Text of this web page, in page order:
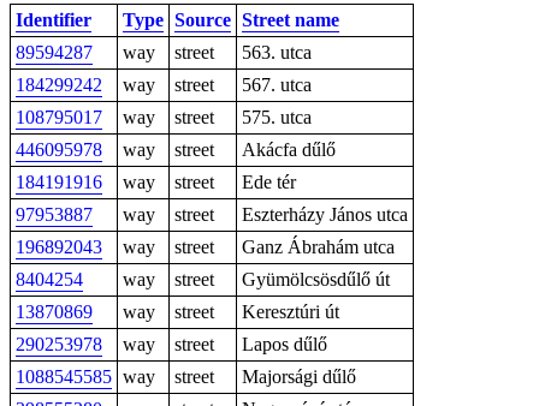
Identifier Type Source Street name
89594287
way street
563. utca
184299242
way street
567. utca
108795017
way street
575. utca
446095978
way street
Akácfa dűlő
184191916
way street
Ede tér
97953887
way street
Eszterházy János utca
196892043
way street
Ganz Ábrahám utca
8404254
way street
Gyümölcsösdűlő út
13870869
way street
Keresztúri út
290253978
way street
Lapos dűlő
1088545585 way street
Majorsági dűlő